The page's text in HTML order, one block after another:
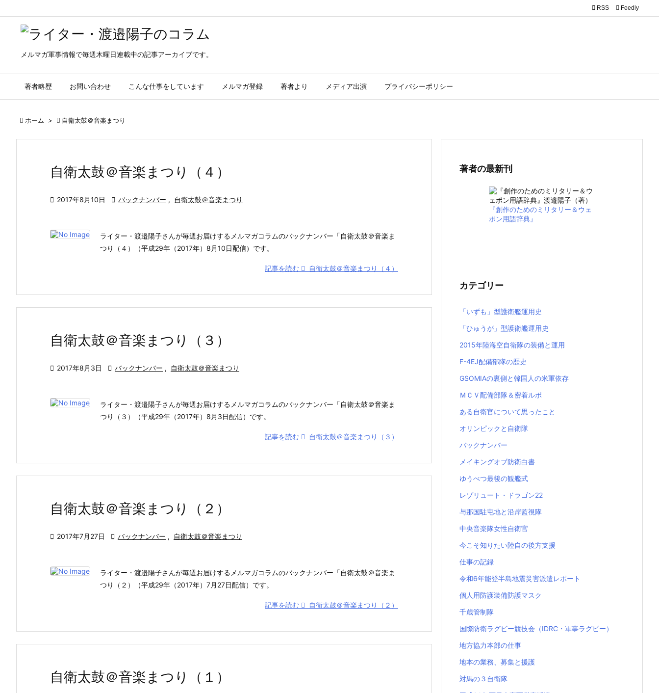
メルマガ軍事情報で毎週木曜日連載中の記事アーカイブです。
著者略歴 お問い合わせ こんな仕事をしています メルマガ登録 著者より メディア出演 プライバシーポリシー
 RSS Feedly
 ホーム >  自衛太鼓＠音楽まつり
自衛太鼓＠音楽まつり（４）
 2017年8月10日  バックナンバー , 自衛太鼓＠音楽まつり
ライター・渡邉陽子さんが毎週お届けするメルマガコラムのバックナンバー「自衛太鼓＠音楽ま
つり（４）（平成29年（2017年）8月10日配信）です。
記事を読む 自衛太鼓＠音楽まつり（４）
自衛太鼓＠音楽まつり（３）
 2017年8月3日  バックナンバー , 自衛太鼓＠音楽まつり
ライター・渡邉陽子さんが毎週お届けするメルマガコラムのバックナンバー「自衛太鼓＠音楽ま
つり（３）（平成29年（2017年）8月3日配信）です。
記事を読む 自衛太鼓＠音楽まつり（３）
自衛太鼓＠音楽まつり（２）
 2017年7月27日  バックナンバー , 自衛太鼓＠音楽まつり
ライター・渡邉陽子さんが毎週お届けするメルマガコラムのバックナンバー「自衛太鼓＠音楽ま
つり（２）（平成29年（2017年）7月27日配信）です。
記事を読む 自衛太鼓＠音楽まつり（２）
自衛太鼓＠音楽まつり（１）
著者の最新刊
『創作のためのミリタリー＆ウェ
ポン用語辞典』
カテゴリー
「いずも」型護衛艦運用史
「ひゅうが」型護衛艦運用史
2015年陸海空自衛隊の装備と運用
F-4EJ配備部隊の歴史
GSOMIAの裏側と韓国人の米軍依存
ＭＣＶ配備部隊＆密着ルポ
ある自衛官について思ったこと
オリンピックと自衛隊
バックナンバー
メイキングオブ防衛白書
ゆうべつ最後の観艦式
レゾリュート・ドラゴン22
与那国駐屯地と沿岸監視隊
中央音楽隊女性自衛官
今こそ知りたい陸自の後方支援
仕事の記録
令和6年能登半島地震災害派遣レポート
個人用防護装備防護マスク
千歳管制隊
国際防衛ラグビー競技会（IDRC・軍事ラグビー）
地方協力本部の仕事
地本の業務、募集と援護
対馬の３自衛隊